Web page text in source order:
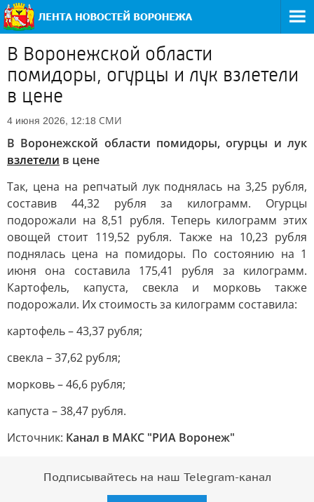
В Воронежской области
помидоры, огурцы и лук взлетели
в цене
4 июня 2026, 12:18 СМИ
В Воронежской области помидоры, огурцы и лук
взлетели в цене
Так, цена на репчатый лук поднялась на 3,25 рубля,
составив 44,32 рубля за килограмм. Огурцы
подорожали на 8,51 рубля. Теперь килограмм этих
овощей стоит 119,52 рубля. Также на 10,23 рубля
поднялась цена на помидоры. По состоянию на 1
июня она составила 175,41 рубля за килограмм.
Картофель, капуста, свекла и морковь также
подорожали. Их стоимость за килограмм составила:
картофель – 43,37 рубля;
свекла – 37,62 рубля;
морковь – 46,6 рубля;
капуста – 38,47 рубля.
Источник: Канал в МАКС "РИА Воронеж"
Подписывайтесь на наш Telegram-канал